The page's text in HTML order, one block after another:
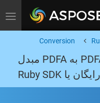
Toggle navigation
Conversion
تبدیل Word بهPDFA، OTT به PDFA مبدل
رایگان یا Ruby SDK